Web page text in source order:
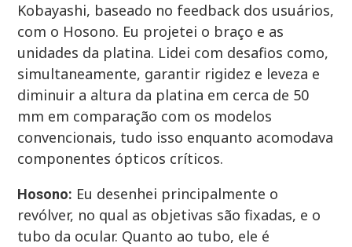
Kobayashi, baseado no feedback dos usuários,
com o Hosono. Eu projetei o braço e as
unidades da platina. Lidei com desafios como,
simultaneamente, garantir rigidez e leveza e
diminuir a altura da platina em cerca de 50
mm em comparação com os modelos
convencionais, tudo isso enquanto acomodava
componentes ópticos críticos.
Hosono: Eu desenhei principalmente o
revólver, no qual as objetivas são fixadas, e o
tubo da ocular. Quanto ao tubo, ele é